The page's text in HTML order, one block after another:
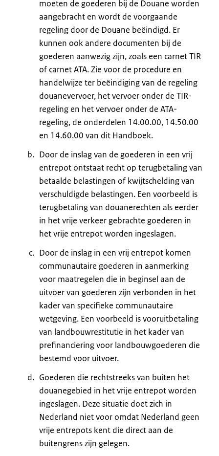
moeten de goederen bij de Douane worden
aangebracht en wordt de voorgaande
regeling door de Douane beëindigd. Er
kunnen ook andere documenten bij de
goederen aanwezig zijn, zoals een carnet TIR
of carnet ATA. Zie voor de procedure en
handelwijze ter beëindiging van de regeling
douanevervoer, het vervoer onder de TIR-
regeling en het vervoer onder de ATA-
regeling, de onderdelen 14.00.00, 14.50.00
en 14.60.00 van dit Handboek.
Door de inslag van de goederen in een vrij
entrepot ontstaat recht op terugbetaling van
betaalde belastingen of kwijtschelding van
verschuldigde belastingen. Een voorbeeld is
terugbetaling van douanerechten als eerder
in het vrije verkeer gebrachte goederen in
het vrije entrepot worden ingeslagen.
Door de inslag in een vrij entrepot komen
communautaire goederen in aanmerking
voor maatregelen die in beginsel aan de
uitvoer van goederen zijn verbonden in het
kader van specifieke communautaire
wetgeving. Een voorbeeld is vooruitbetaling
van landbouwrestitutie in het kader van
prefinanciering voor landbouwgoederen die
bestemd voor uitvoer.
Goederen die rechtstreeks van buiten het
douanegebied in het vrije entrepot worden
ingeslagen. Deze situatie doet zich in
Nederland niet voor omdat Nederland geen
vrije entrepots kent die direct aan de
buitengrens zijn gelegen.